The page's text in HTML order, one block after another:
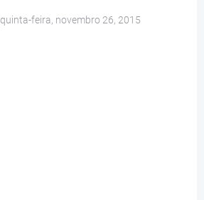
quinta-feira, novembro 26, 2015